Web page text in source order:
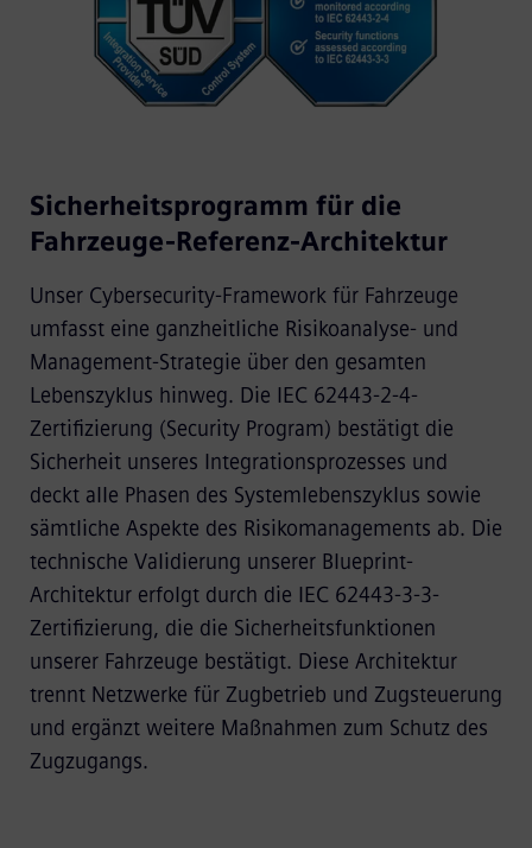
Sicherheitsprogramm für die
Fahrzeuge-Referenz-Architektur
Unser Cybersecurity-Framework für Fahrzeuge
umfasst eine ganzheitliche Risikoanalyse- und
Management-Strategie über den gesamten
Lebenszyklus hinweg. Die IEC 62443-2-4-
Zertifizierung (Security Program) bestätigt die
Sicherheit unseres Integrationsprozesses und
deckt alle Phasen des Systemlebenszyklus sowie
sämtliche Aspekte des Risikomanagements ab. Die
technische Validierung unserer Blueprint-
Architektur erfolgt durch die IEC 62443-3-3-
Zertifizierung, die die Sicherheitsfunktionen
unserer Fahrzeuge bestätigt. Diese Architektur
trennt Netzwerke für Zugbetrieb und Zugsteuerung
und ergänzt weitere Maßnahmen zum Schutz des
Zugzugangs.